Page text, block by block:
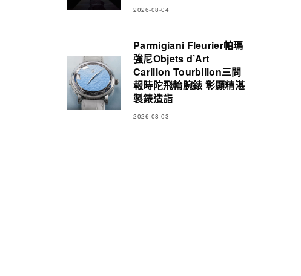
2026-08-04
Parmigiani Fleurier帕瑪
強尼Objets d’Art
Carillon Tourbillon三問
報時陀飛輪腕錶 彰顯精湛
製錶造詣
2026-08-03